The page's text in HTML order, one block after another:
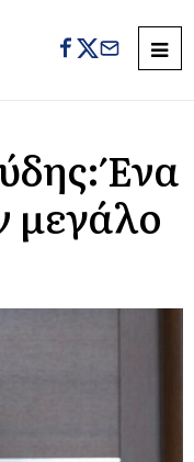
Ένα
μεγάλο